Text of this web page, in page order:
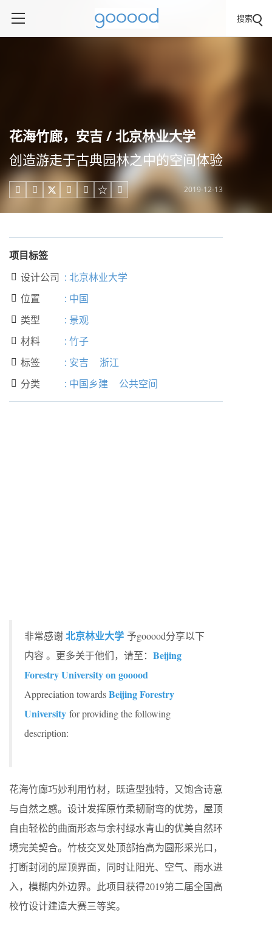
搜索
花海竹廊，安吉 / 北京林业大学
创造游走于古典园林之中的空间体验
     2019-12-13
项目标签
 设计公司 : 北京林业大学
 位置 : 中国
 类型 : 景观
 材料 : 竹子
 标签 : 安吉 浙江
 分类 : 中国乡建 公共空间
非常感谢北京林业大学 予gooood分享以下
内容 。更多关于他们，请至： Beijing
Forestry University on gooood
Appreciation towardsBeijing Forestry
University for providing the following
description:
花海竹廊巧妙利用竹材，既造型独特，又饱含诗意
与自然之感。设计发挥原竹柔韧耐弯的优势，屋顶
自由轻松的曲面形态与余村绿水青山的优美自然环
境完美契合。竹枝交叉处顶部抬高为圆形采光口，
打断封闭的屋顶界面，同时让阳光、空气、雨水进
入，模糊内外边界。此项目获得2019第二届全国高
校竹设计建造大赛三等奖。